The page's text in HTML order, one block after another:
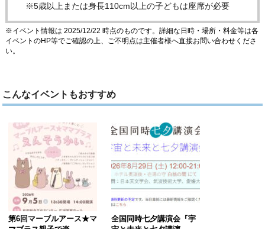
※5歳以上または身長110cm以上の子どもは座席が必要
※イベント情報は 2025/12/22 時点のものです。詳細な日時・場所・料金等は各
イベントのHP等でご確認の上、ご不明点は主催者様へ直接お問い合わせくださ
い。
こんなイベントもおすすめ
第6回マーブルアース★マ
全国同時七夕講演会『宇